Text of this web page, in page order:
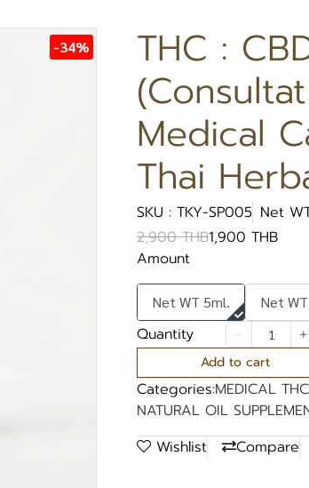
-34% THC :
Medical
Thai
SKU : TKY-SP005 Net
2,900 THB1,900 THB
Amount
Net WT 5ml. Net
Quantity
Add to cart
Categories:MEDICAL
NATURAL OIL
Wishlist
Compare